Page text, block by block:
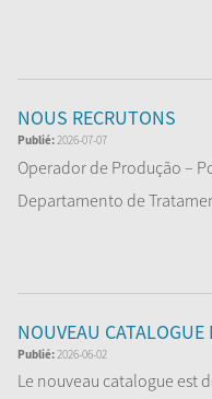
NOUS RECRUTONS
Publié:2026-07-07
Operador de Produção –
Departamento de
NOUVEAU
Publié:2026-06-02
Le nouveau catalogue est